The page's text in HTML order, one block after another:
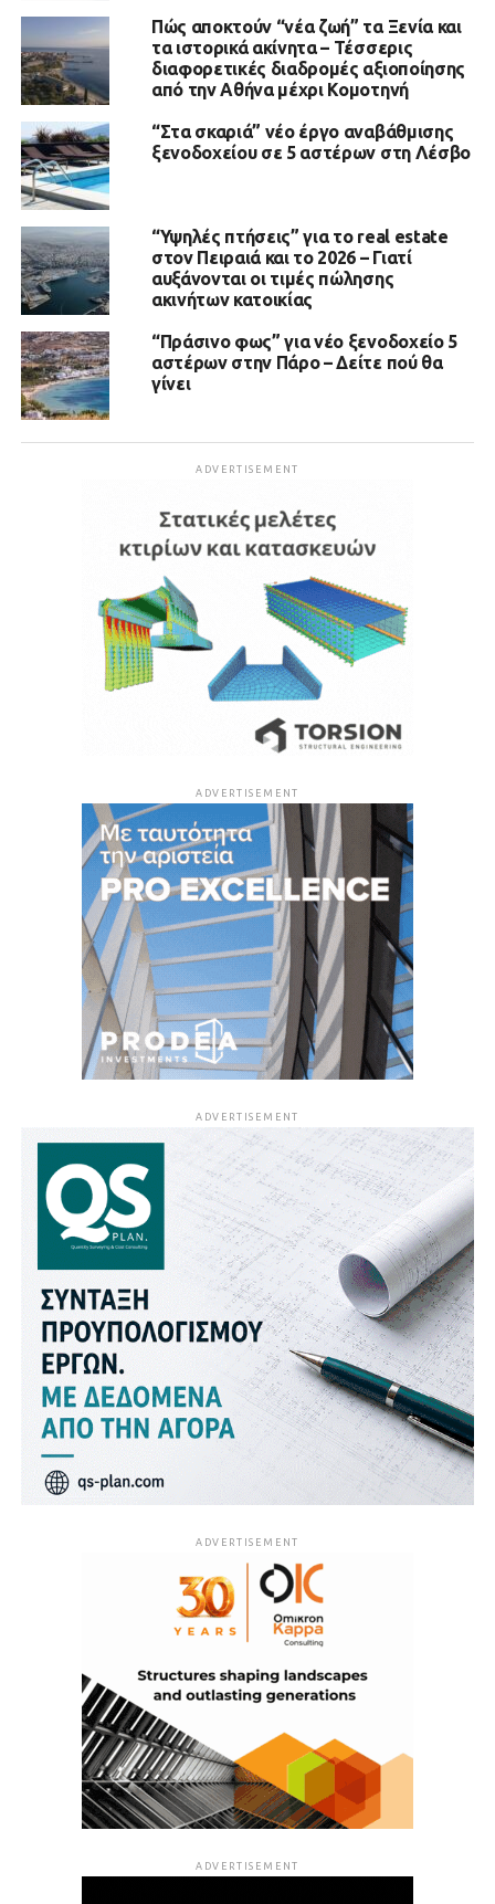
Πώς αποκτούν “νέα ζωή” τα Ξενία και
τα ιστορικά ακίνητα – Τέσσερις
διαφορετικές διαδρομές αξιοποίησης
από την Αθήνα μέχρι Κομοτηνή
“Στα σκαριά” νέο έργο αναβάθμισης
ξενοδοχείου σε 5 αστέρων στη Λέσβο
“Υψηλές πτήσεις” για το real estate
στον Πειραιά και το 2026 – Γιατί
αυξάνονται οι τιμές πώλησης
ακινήτων κατοικίας
“Πράσινο φως” για νέο ξενοδοχείο 5
αστέρων στην Πάρο – Δείτε πού θα
γίνει
ADVERTISEMENT
ADVERTISEMENT
ADVERTISEMENT
ADVERTISEMENT
ADVERTISEMENT